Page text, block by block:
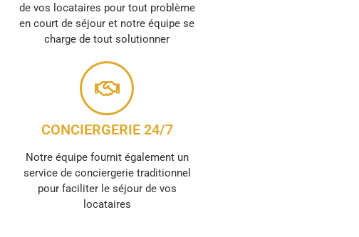
de vos locataires pour tout problème
en court de séjour et notre équipe se
charge de tout solutionner
CONCIERGERIE 24/7
Notre équipe fournit également un
service de conciergerie traditionnel
pour faciliter le séjour de vos
locataires